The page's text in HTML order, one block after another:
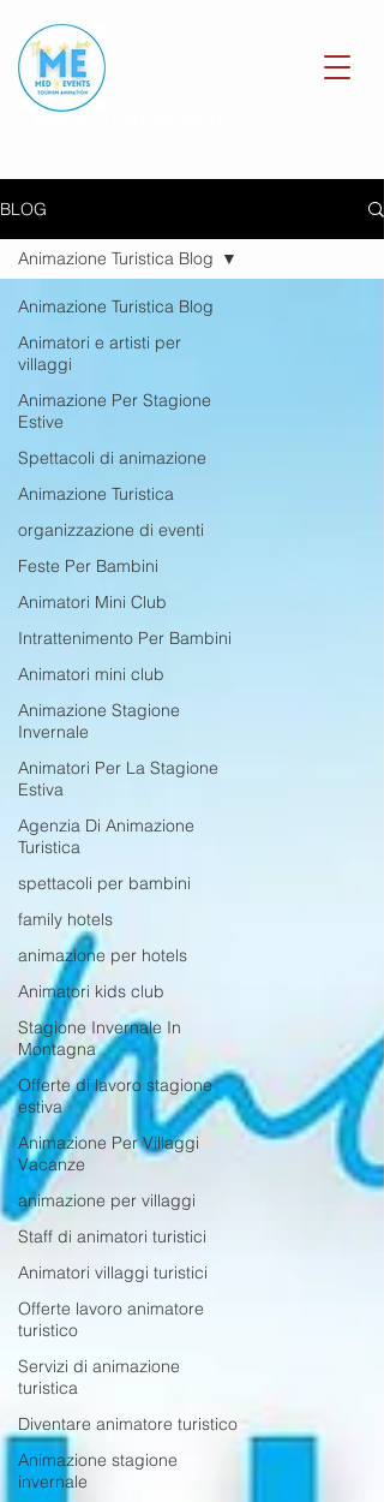
BLOG
Animazione Turistica Blog
Animatori e artisti per
villaggi
Animazione Per Stagione
Estive
Spettacoli di animazione
Animazione Turistica
organizzazione di eventi
Feste Per Bambini
Animatori Mini Club
Intrattenimento Per Bambini
Animatori mini club
Animazione Stagione
Invernale
Animatori Per La Stagione
Estiva
Agenzia Di Animazione
Turistica
spettacoli per bambini
family hotels
animazione per hotels
Animatori kids club
Stagione Invernale In
Montagna
Offerte di lavoro stagione
estiva
Animazione Per Villaggi
Vacanze
animazione per villaggi
Staff di animatori turistici
Animatori villaggi turistici
Offerte lavoro animatore
turistico
Servizi di animazione
turistica
Diventare animatore turistico
Animazione stagione
invernale
Animazione Turistica Blog